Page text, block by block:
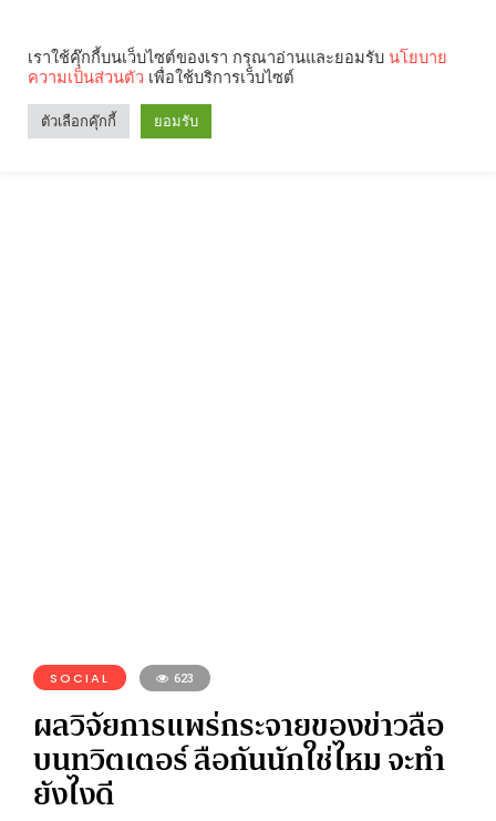
SOCIAL 623
ผลวิจัยการแพร่กระจายของข่าวลือ
บนทวิตเตอร์ ลือกันนักใช่ไหม จะทำ
ยังไงดี
เราใช้คุ๊กกี้บนเว็บไซต์ของเรา กรุณาอ่านและยอมรับ นโยบาย
ความเป็นส่วนตัว เพื่อใช้บริการเว็บไซต์
ตัวเลือกคุ๊กกี้ ยอมรับ